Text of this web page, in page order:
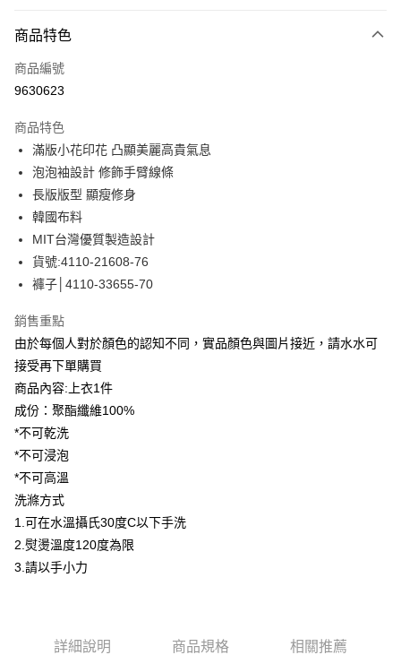
信用卡一次付款
信用卡分期付款
合作金庫商業銀行
華南商業銀行
上海商業儲蓄銀行
國泰世華商業銀行
臺灣中小企業銀行
匯豐（台灣）商業銀行
聯邦商業銀行
元大商業銀行
玉山商業銀行
台灣樂天信用卡公司
LINE Pay
Apple Pay
街口支付
悠遊付
全盈+PAY
貨到付款
運送方式
付款後全家取貨
每筆NT$80，滿NT$399(含以上)免運費
付款後7-11取貨
每筆NT$80，滿NT$888(含以上)免運費
宅配到府
每筆NT$80，滿NT$888(含以上)免運費
商品特色
商品編號
9630623
商品特色
滿版小花印花 凸顯美麗高貴氣息
泡泡袖設計 修飾手臂線條
長版版型 顯瘦修身
韓國布料
MIT台灣優質製造設計
貨號:4110-21608-76
褲子│4110-33655-70
銷售重點
由於每個人對於顏色的認知不同，實品顏色與圖片接近，請水水可
接受再下單購買
商品內容:上衣1件
成份：聚酯纖維100%
*不可乾洗
*不可浸泡
*不可高溫
洗滌方式
1.可在水溫攝氏30度C以下手洗
2.熨燙溫度120度為限
3.請以手小力
詳細說明 商品規格 相關推薦